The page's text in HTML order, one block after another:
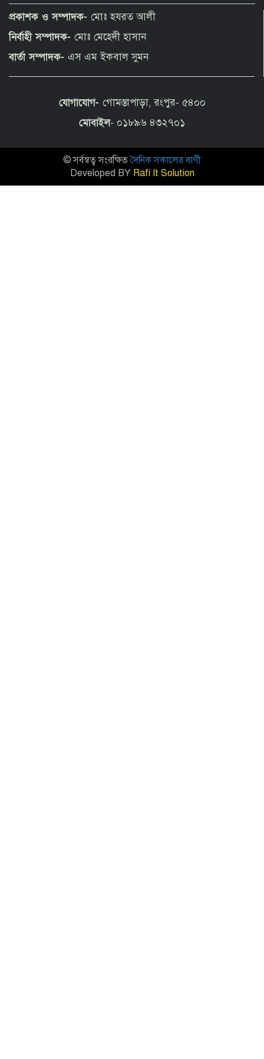
রাণীশংকৈলে জলাবদ্ধতা নিরসন করলেন
বিএনপি নেতা আলিফ
চাকরি-ভাতার প্রলোভন দেখিয়ে লাখ লাখ
টাকা হাতিয়ে নেওয়ার অভিযোগ
সুবিধাবঞ্চিত মানুষের জীবনে বড়ো পরিবর্তন
আনা সম্ভব্য স্থানীয় সরকার, পল্লী উন্নয়ন ও
সমবায় মন্ত্রী
প্রকাশক ও সম্পাদক- মোঃ হযরত আলী
নির্বাহী সম্পাদক- মোঃ মেহেদী হাসান
বার্তা সম্পাদক- এস এম ইকবাল সুমন
যোগাযোগ- গোমস্তাপাড়া, রংপুর- ৫৪০০
মোবাইল- ০১৮৯৬ ৪৩২৭০১
© সর্বস্বত্ব সংরক্ষিতদৈনিক সকালের বাণী
Developed BY Rafi It Solution